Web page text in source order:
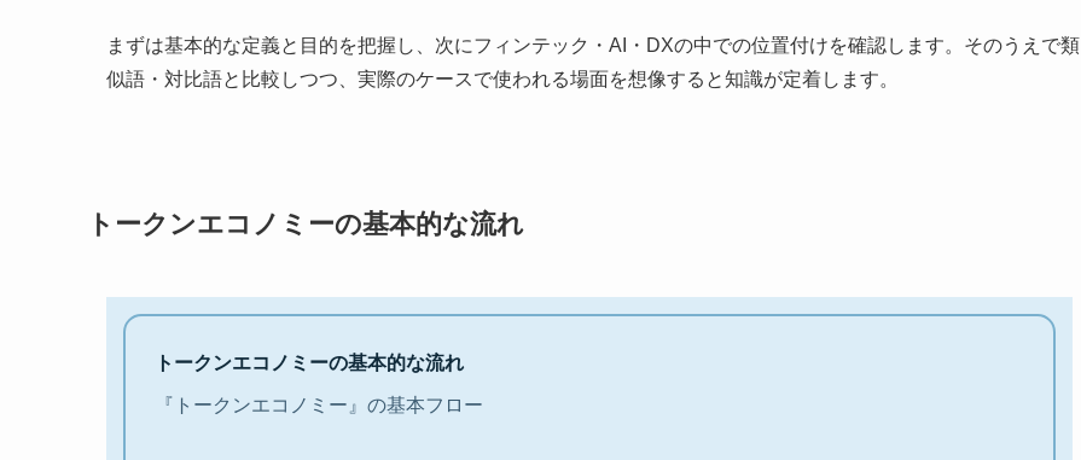
まずは基本的な定義と目的を把握し、次にフィンテック・AI・DXの中での位置付けを確認します。そのうえで類
似語・対比語と比較しつつ、実際のケースで使われる場面を想像すると知識が定着します。
トークンエコノミーの基本的な流れ
トークンエコノミーの基本的な流れ
『トークンエコノミー』の基本フロー